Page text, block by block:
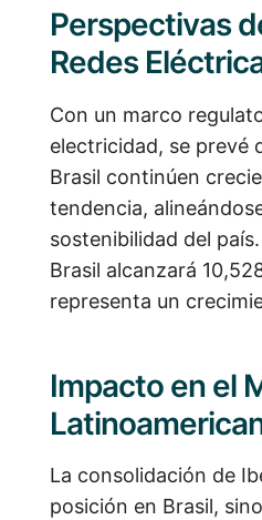
Perspectivas
Redes
Con un marco
electricidad, se prevé
Brasil continúen
tendencia,
sostenibilidad del
Brasil alcanzará
representa un
Impacto en el
La consolidación de
posición en Brasil,